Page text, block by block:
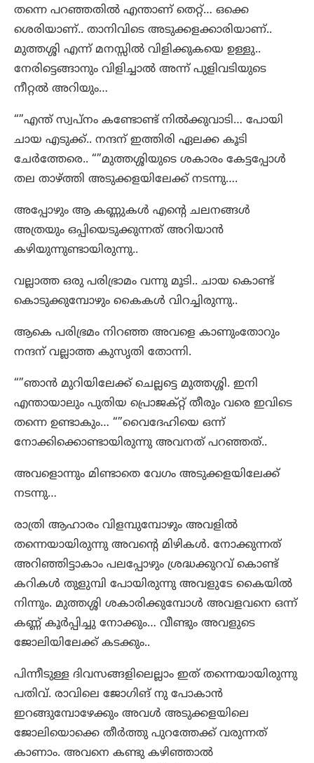
തന്നെ പറഞ്ഞതിൽ എന്താണ് തെറ്റ്… ഒക്കെ
ശെരിയാണ്.. താനിവിടെ അടുക്കളക്കാരിയാണ്..
മുത്തശ്ശി എന്ന് മനസ്സിൽ വിളിക്കുകയെ ഉള്ളു..
നേരിട്ടെങ്ങാനും വിളിച്ചാൽ അന്ന് പുളിവടിയുടെ
നീറ്റൽ അറിയും…
“”എന്ത് സ്വപ്നം കണ്ടോണ്ട് നിൽക്കുവാടി… പോയി
ചായ എടുക്ക്.. നന്ദന് ഇത്തിരി ഏലക്ക കൂടി
ചേർത്തേരെ.. “”മുത്തശ്ശിയുടെ ശകാരം കേട്ടപ്പോൾ
തല താഴ്ത്തി അടുക്കളയിലേക്ക് നടന്നു….
അപ്പോഴും ആ കണ്ണുകൾ എന്റെ ചലനങ്ങൾ
അത്രയും ഒപ്പിയെടുക്കുന്നത് അറിയാൻ
കഴിയുന്നുണ്ടായിരുന്നു..
വല്ലാത്ത ഒരു പരിഭ്രാമം വന്നു മൂടി.. ചായ കൊണ്ട്
കൊടുക്കുമ്പോഴും കൈകൾ വിറച്ചിരുന്നു..
ആകെ പരിഭ്രമം നിറഞ്ഞ അവളെ കാണുംതോറും
നന്ദന് വല്ലാത്ത കുസൃതി തോന്നി.
“”ഞാൻ മുറിയിലേക്ക് ചെല്ലട്ടെ മുത്തശ്ശി. ഇനി
എന്തായാലും പുതിയ പ്രൊജക്റ്റ്‌ തീരും വരെ ഇവിടെ
തന്നെ ഉണ്ടാകും… “”വൈദേഹിയെ ഒന്ന്
നോക്കിക്കൊണ്ടായിരുന്നു അവനത് പറഞ്ഞത്..
അവളൊന്നും മിണ്ടാതെ വേഗം അടുക്കളയിലേക്ക്
നടന്നു…
രാത്രി ആഹാരം വിളമ്പുമ്പോഴും അവളിൽ
തന്നെയായിരുന്നു അവന്റെ മിഴികൾ. നോക്കുന്നത്
അറിഞ്ഞിട്ടാകാം പലപ്പോഴും ശ്രദ്ധക്കുറവ് കൊണ്ട്
കറികൾ തുളുമ്പി പോയിരുന്നു അവളുടേ കൈയിൽ
നിന്നും. മുത്തശ്ശി ശകാരിക്കുമ്പോൾ അവളവനെ ഒന്ന്
കണ്ണ് കൂർപ്പിച്ചു നോക്കും… വീണ്ടും അവളുടെ
ജോലിയിലേക്ക് കടക്കും..
പിന്നീടുള്ള ദിവസങ്ങളിലെല്ലാം ഇത് തന്നെയായിരുന്നു
പതിവ്. രാവിലെ ജോഗിങ് നു പോകാൻ
ഇറങ്ങുമ്പോഴേക്കും അവൾ അടുക്കളയിലെ
ജോലിയൊക്കെ തീർത്തു പുറത്തേക്ക് വരുന്നത്
കാണാം. അവനെ കണ്ടു കഴിഞ്ഞാൽ